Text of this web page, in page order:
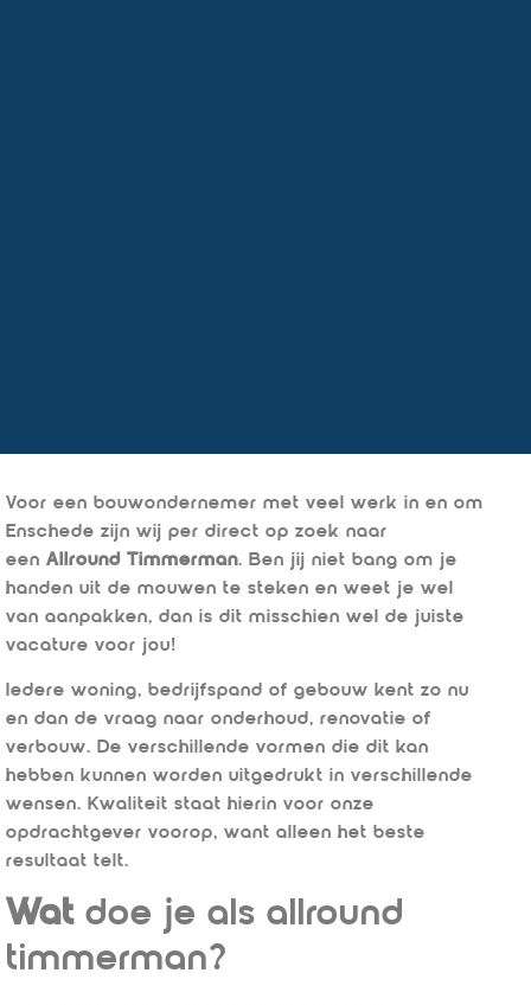
Voor een bouwondernemer met veel werk in en om
Enschede zijn wij per direct op zoek naar
een Allround Timmerman. Ben jij niet bang om je
handen uit de mouwen te steken en weet je wel
van aanpakken, dan is dit misschien wel de juiste
vacature voor jou!
Iedere woning, bedrijfspand of gebouw kent zo nu
en dan de vraag naar onderhoud, renovatie of
verbouw. De verschillende vormen die dit kan
hebben kunnen worden uitgedrukt in verschillende
wensen. Kwaliteit staat hierin voor onze
opdrachtgever voorop, want alleen het beste
resultaat telt.
Wat doe je als allround
timmerman?